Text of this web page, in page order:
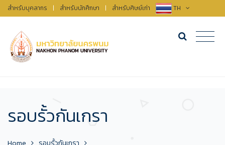
สำหรับบุคลากร | สำหรับนักศึกษา | สำหรับศิษย์เก่า TH
รอบรั้วกันเกรา